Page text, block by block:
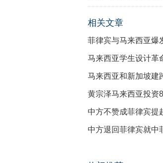
相关文章
菲律宾与马来西亚爆
马来西亚学生设计革
马来西亚和新加坡建
黄宗泽马来西亚投资
中方不赞成菲律宾提
中方退回菲律宾就中